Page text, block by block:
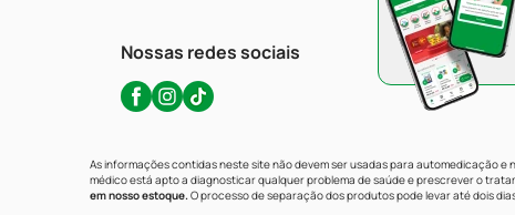
Nossas redes sociais
As informações contidas neste site não devem ser usadas para automedicação
médico está apto a diagnosticar qualquer problema de saúde e prescrever o
em nosso estoque.O processo de separação dos produtos pode levar até dois